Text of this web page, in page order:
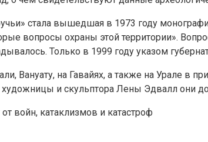
стала вышедшая в 1973 году
вопросы охраны этой территории».
Только в 1999 году указом
Вануату, на Гавайях, а также на Урале в
и скульптора Лены Эдвалл они
войн, катаклизмов и катастроф